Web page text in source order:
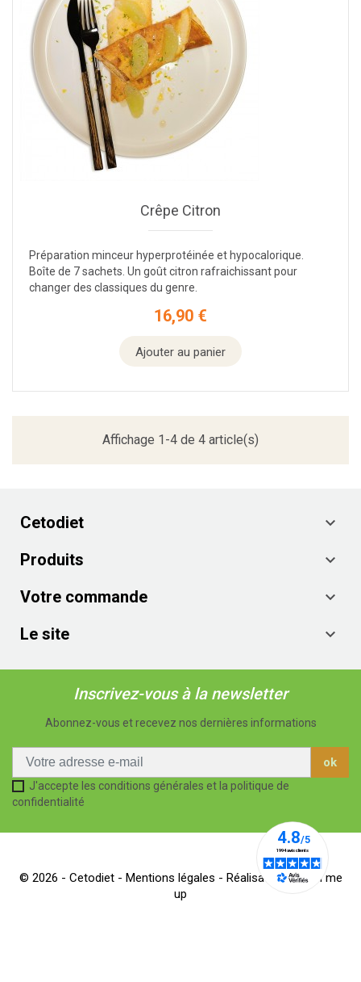
Crêpe Citron
Préparation minceur hyperprotéinée et hypocalorique.
Boîte de 7 sachets. Un goût citron rafraichissant pour
changer des classiques du genre.
Prix
16,90 €
Ajouter au panier
Affichage 1-4 de 4 article(s)
Cetodiet

Produits

Votre commande

Le site

Inscrivez-vous à la newsletter
Abonnez-vous et recevez nos dernières informations
J'accepte les conditions générales et la politique de
confidentialité
© 2026 - Cetodiet - Mentions légales - Réalisation Dream me
up